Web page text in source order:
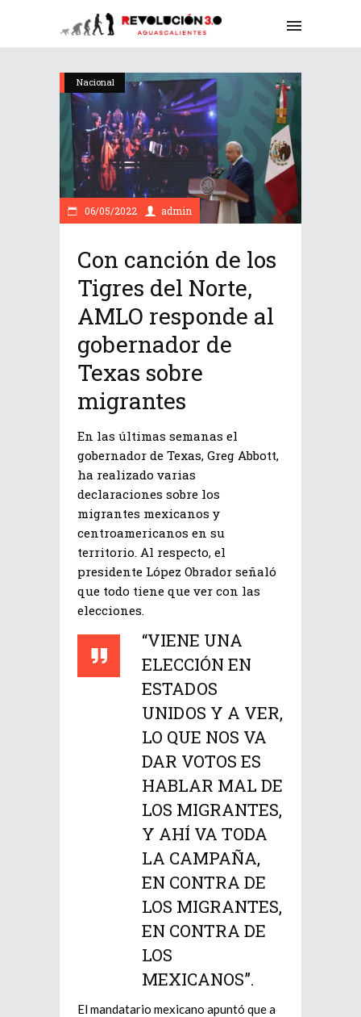
Nacional
06/05/2022 admin
Con canción de los
Tigres del Norte,
AMLO responde al
gobernador de
Texas sobre
migrantes
En las últimas semanas el
gobernador de Texas, Greg Abbott,
ha realizado varias
declaraciones sobre los
migrantes mexicanos y
centroamericanos en su
territorio. Al respecto, el
presidente López Obrador señaló
que todo tiene que ver con las
elecciones.
“VIENE UNA
ELECCIÓN EN
ESTADOS
UNIDOS Y A VER,
LO QUE NOS VA
DAR VOTOS ES
HABLAR MAL DE
LOS MIGRANTES,
Y AHÍ VA TODA
LA CAMPAÑA,
EN CONTRA DE
LOS MIGRANTES,
EN CONTRA DE
LOS
MEXICANOS”.
El mandatario mexicano apuntó que a